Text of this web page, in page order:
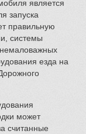
является
запуска
правильную
системы
немаловажных
езда на
может
считанные